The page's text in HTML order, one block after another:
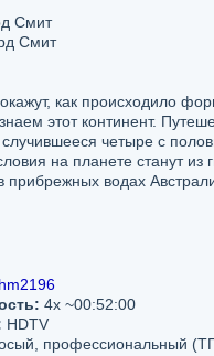
Смит
Смит
как происходило
этот континент.
четыре с
на планете станут из
прибрежных водах
4x ~00:52:00
HDTV
профессиональный